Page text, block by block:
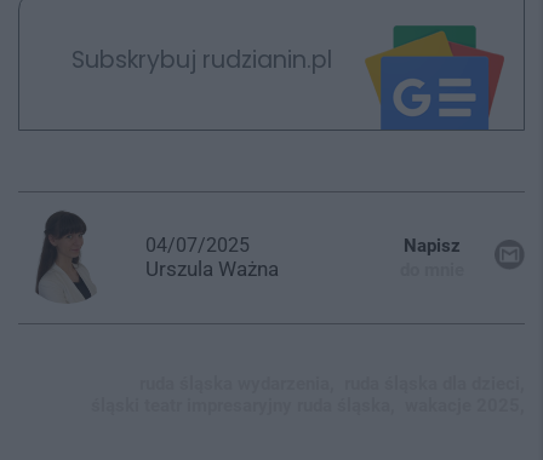
Subskrybuj rudzianin.pl
04/07/2025
Urszula Ważna
Napisz